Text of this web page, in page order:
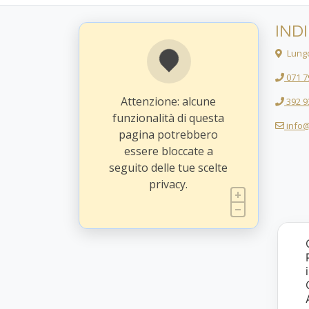
Attenzione: alcune
funzionalità di questa
pagina potrebbero
essere bloccate a
seguito delle tue scelte
privacy.
071
392